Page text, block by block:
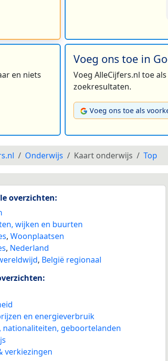
en niets
Voeg ons toe in
Voeg AlleCijfers.nl toe
zoekresultaten.
Voeg ons toe als
Onderwijs Kaart onderwijs Top
overzichten:
wijken en buurten
,Woonplaatsen
, Nederland
, België regionaal
en energieverbruik
nationaliteiten, geboortelanden
verkiezingen